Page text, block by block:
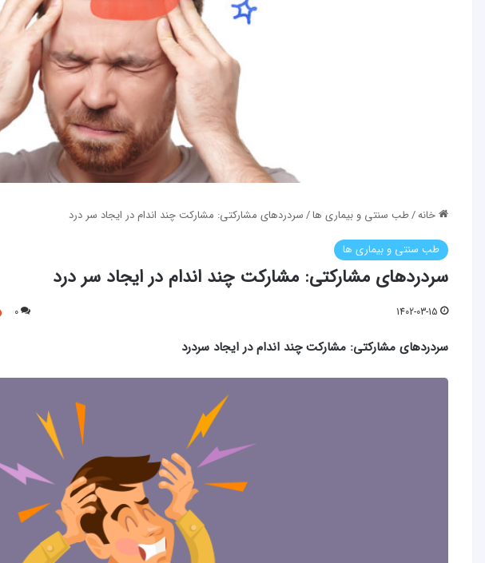
خانه/طب سنتی و بیماری ها/سردردهای مشارکتی: مشارکت چند اندام در ایجاد سر درد
طب سنتی و بیماری ها
سردردهای مشارکتی: مشارکت چند اندام در ایجاد سر درد
1402-03-15
0
سردردهای مشارکتی: مشارکت چند اندام در ایجاد سردرد